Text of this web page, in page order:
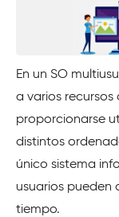
En un SO
a varios recursos
proporcionarse
distintos
único sistema
usuarios pueden
tiempo.